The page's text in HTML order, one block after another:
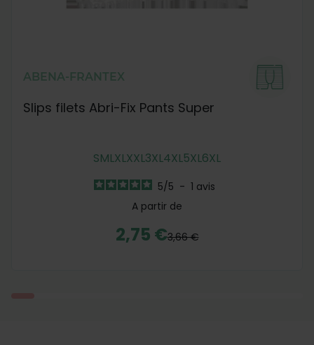
ABENA-FRANTEX
Slips filets Abri-Fix Pants Super
SMLXLXXL3XL4XL5XL6XL
5/5 - 1 avis
A partir de
2,75 €3,66 €